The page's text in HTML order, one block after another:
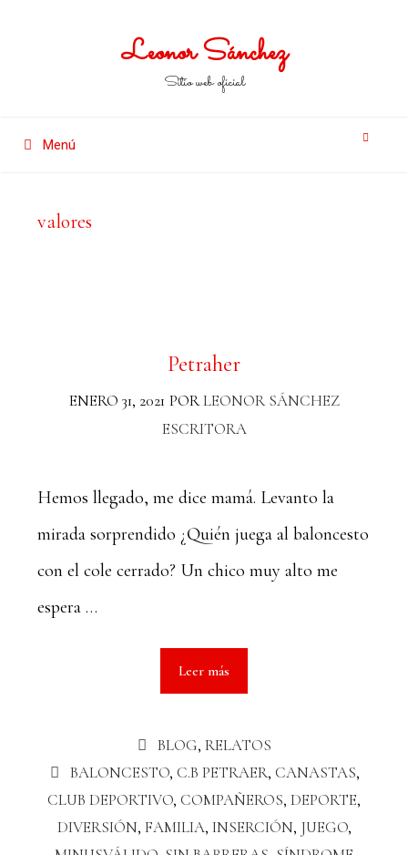
Leonor Sánchez
Sitio web oficial
Menú
valores
Petraher
ENERO 31, 2021 PORLEONOR SÁNCHEZ
ESCRITORA
Hemos llegado, me dice mamá. Levanto la
mirada sorprendido ¿Quién juega al baloncesto
con el cole cerrado? Un chico muy alto me
espera …
Leer más
BLOG,RELATOS
BALONCESTO, C.B PETRAER, CANASTAS,
CLUB DEPORTIVO, COMPAÑEROS, DEPORTE,
DIVERSIÓN, FAMILIA, INSERCIÓN, JUEGO,